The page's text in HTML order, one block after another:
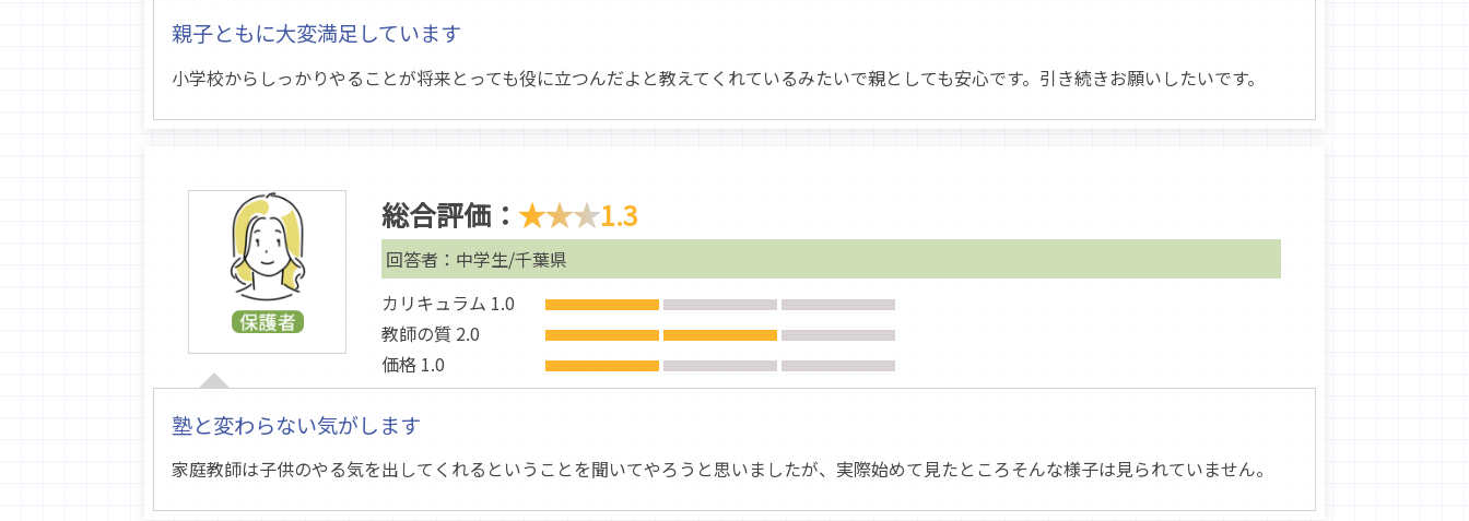
親子ともに大変満足しています
小学校からしっかりやることが将来とっても役に立つんだよと教えてくれているみたいで親としても安心です。引き続きお願いしたいです。
総合評価： ★★★1.3
回答者：中学生/千葉県
カリキュラム 1.0
教師の質 2.0
価格 1.0
塾と変わらない気がします
家庭教師は子供のやる気を出してくれるということを聞いてやろうと思いましたが、実際始めて見たところそんな様子は見られていません。